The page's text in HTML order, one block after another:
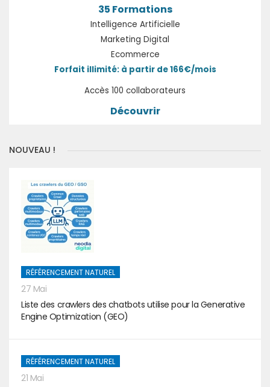
35 Formations
Intelligence Artificielle
Marketing Digital
Ecommerce
Forfait illimité: à partir de 166€/mois
Accès 100 collaborateurs
Découvrir
NOUVEAU !
RÉFÉRENCEMENT NATUREL
27 Mai
Liste des crawlers des chatbots utilise pour la Generative
Engine Optimization (GEO)
RÉFÉRENCEMENT NATUREL
21 Mai